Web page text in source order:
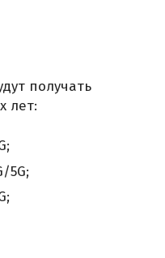
получать
лет:
5G;